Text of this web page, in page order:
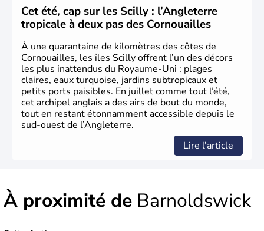
L'Angleterre est l’une des quatre nations constitutives du
Royaume-Uni. Elle est peuplée de plus de 50 millions
d’habitants, les Anglais, et constitue à elle seule, près de
84% de la population de l’ensemble. Le pays s’est créé au
Xème siècle et tient son nom desAngles
germanique installé sur ces terres. Première démocratie
parlementaire au monde, elle doit son développement à
l’essor industriel du XIXème siècle.
Cet été, cap sur les Scilly : l’Angleterre
tropicale à deux pas des Cornouailles
À une quarantaine de kilomètres des côtes de
Cornouailles, les îles Scilly offrent l’un des décors
les plus inattendus du Royaume-Uni : plages
claires, eaux turquoise, jardins subtropicaux et
petits ports paisibles. En juillet comme tout l’été,
cet archipel anglais a des airs de bout du monde,
tout en restant étonnamment accessible depuis le
sud-ouest de l’Angleterre.
Lire l'article
À proximité de Barnoldswick